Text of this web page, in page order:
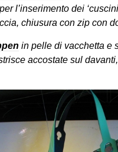
l’inserimento dei
chiusura con zip con
in pelle di vacchetta e
accostate sul